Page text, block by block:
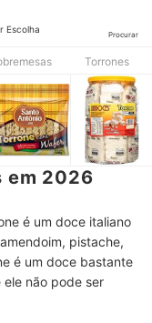
Escolha
Procurar
Torrones
em 2026
é um doce italiano
pistache,
é um doce bastante
ele não pode ser